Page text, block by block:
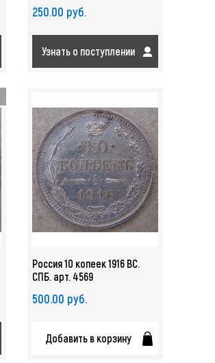
250.00 руб.
Узнать о поступлении
Россия 10 копеек 1916 ВС.
СПБ. арт. 4569
500.00 руб.
Добавить в корзину